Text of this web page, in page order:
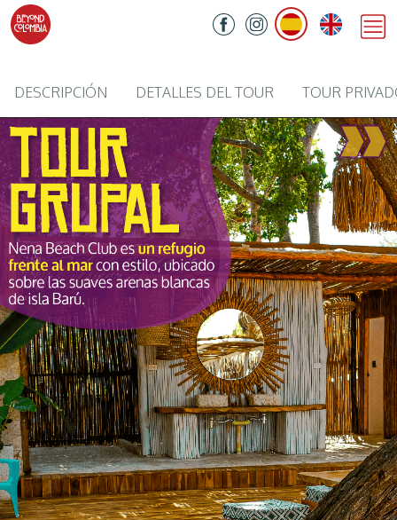
DESCRIPCIÓN DETALLES DEL TOUR TOUR